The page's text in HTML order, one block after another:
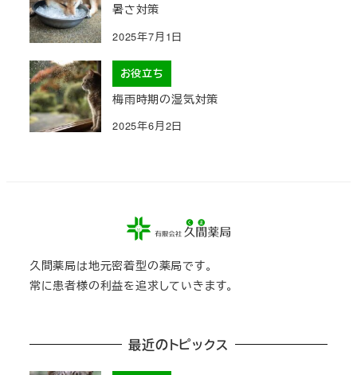
暑さ対策
2025年7月1日
お役立ち
梅雨時期の湿気対策
2025年6月2日
久間薬局は地元密着型の薬局です。
常に患者様の利益を追求していきます。
最近のトピックス